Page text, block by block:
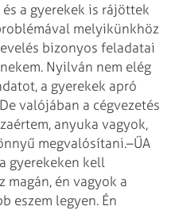
a gyerekek is rájöttek
melyikünkhöz
bizonyos feladatai
Nyilván nem elég
a gyerekek apró
valójában a cégvezetés
anyuka vagyok,
megvalósítani.–ŰA
gyerekeken kell
magán, én vagyok a
eszem legyen. Én